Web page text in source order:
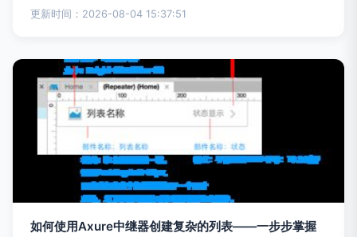
更新时间：2026-08-04 15:37:51
如何使用Axure中继器创建复杂的列表——一步步掌握